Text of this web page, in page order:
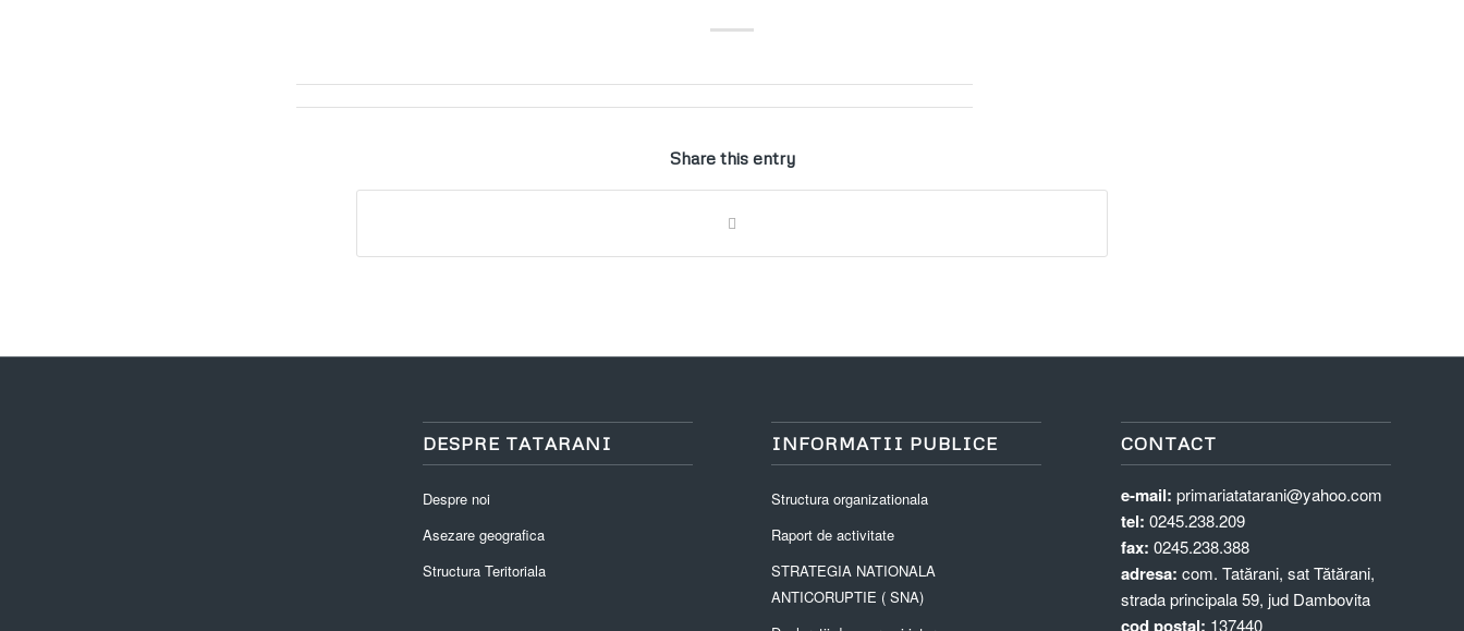
Share this entry
DESPRE TATARANI
Despre noi
Asezare geografica
Structura Teritoriala
INFORMATII PUBLICE
Structura organizationala
Raport de activitate
STRATEGIA NATIONALA
ANTICORUPTIE ( SNA)
CONTACT
e-mail: primariatatarani@yahoo.com
tel: 0245.238.209
fax: 0245.238.388
adresa: com. Tatărani, sat Tătărani,
strada principala 59, jud Dambovita
cod postal: 137440